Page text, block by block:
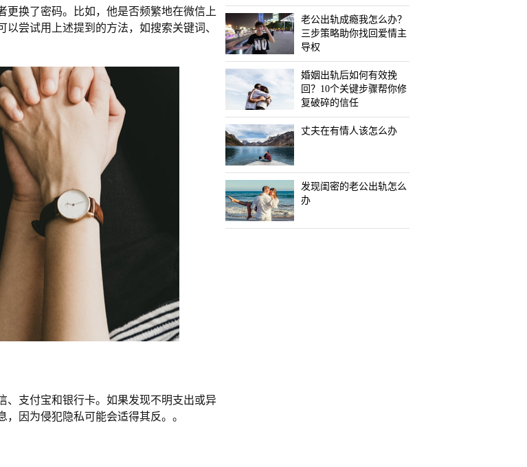
更换了密码。比如，他是否频繁地在微信上
以尝试用上述提到的方法，如搜索关键词、
、支付宝和银行卡。如果发现不明支出或异
因为侵犯隐私可能会适得其反。。
老公出轨成瘾我怎么办？
三步策略助你找回爱情主
导权
婚姻出轨后如何有效挽
回？10个关键步骤帮你修
复破碎的信任
丈夫在有情人该怎么办
发现闺密的老公出轨怎么
办